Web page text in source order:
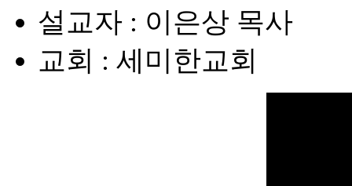
설교자 : 이은상 목사
교회 : 세미한교회